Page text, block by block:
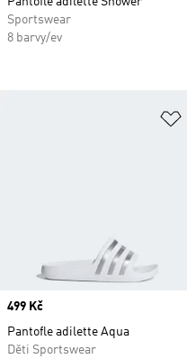
Price
499 Kč
Pantofle adilette Aqua
Děti Sportswear
Sportswear
8 barvy/ev